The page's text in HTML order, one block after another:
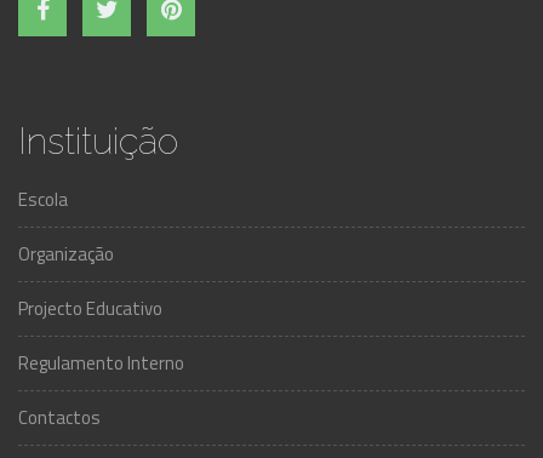
Instituição
Escola
Organização
Projecto Educativo
Regulamento Interno
Contactos